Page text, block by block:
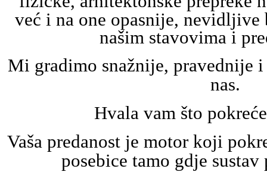
već i na one opasnije,
našim stavovima i
Mi gradimo snažnije, pravednije
nas.
Hvala vam što
Vaša predanost je motor koji
posebice tamo gdje sustav